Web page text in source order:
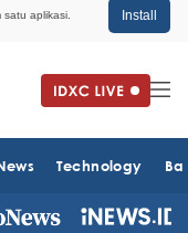
aplikasi. Install
Technology